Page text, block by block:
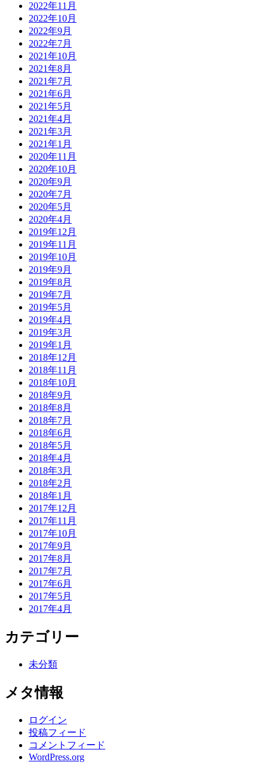
2022年11月
2022年10月
2022年9月
2022年7月
2021年10月
2021年8月
2021年7月
2021年6月
2021年5月
2021年4月
2021年3月
2021年1月
2020年11月
2020年10月
2020年9月
2020年7月
2020年5月
2020年4月
2019年12月
2019年11月
2019年10月
2019年9月
2019年8月
2019年7月
2019年5月
2019年4月
2019年3月
2019年1月
2018年12月
2018年11月
2018年10月
2018年9月
2018年8月
2018年7月
2018年6月
2018年5月
2018年4月
2018年3月
2018年2月
2018年1月
2017年12月
2017年11月
2017年10月
2017年9月
2017年8月
2017年7月
2017年6月
2017年5月
2017年4月
カテゴリー
未分類
メタ情報
ログイン
投稿フィード
コメントフィード
WordPress.org